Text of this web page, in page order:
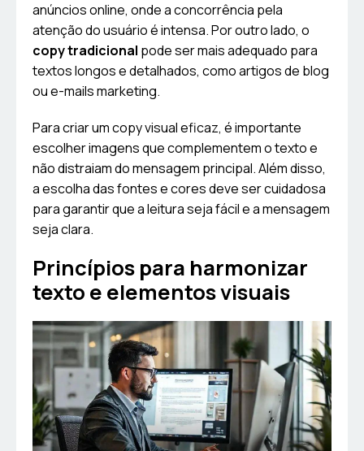
anúncios online, onde a concorrência pela
atenção do usuário é intensa. Por outro lado, o
copy tradicional pode ser mais adequado para
textos longos e detalhados, como artigos de blog
ou e-mails marketing.
Para criar um copy visual eficaz, é importante
escolher imagens que complementem o texto e
não distraiam do mensagem principal. Além disso,
a escolha das fontes e cores deve ser cuidadosa
para garantir que a leitura seja fácil e a mensagem
seja clara.
Princípios para harmonizar
texto e elementos visuais